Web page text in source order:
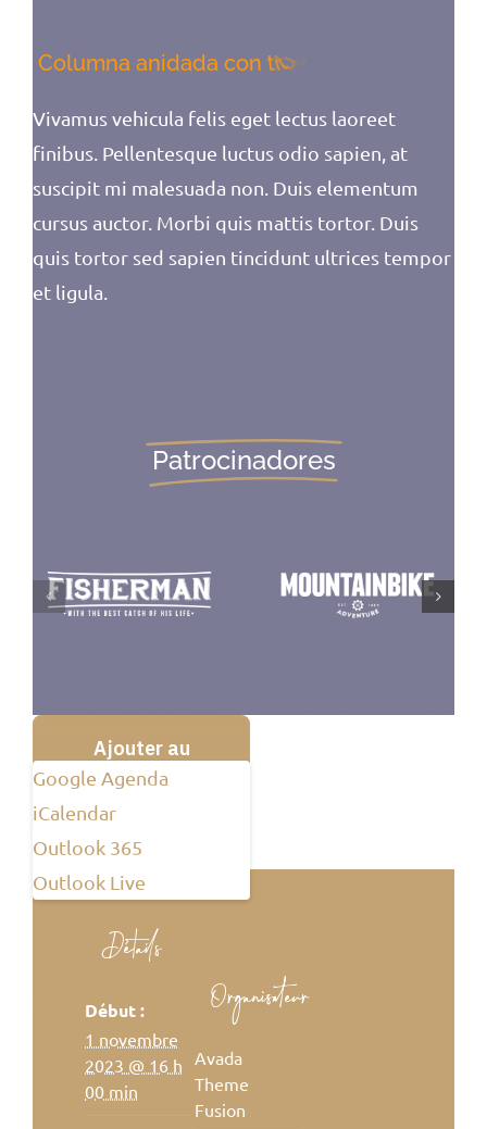
Vivamus vehicula felis eget lectus laoreet
finibus. Pellentesque luctus odio sapien, at
suscipit mi malesuada non. Duis elementum
cursus auctor. Morbi quis mattis tortor. Duis
quis tortor sed sapien tincidunt ultrices tempor
et ligula.
Patrocinadores
Ajouter au
calendrier
Google Agenda
iCalendar
Outlook 365
Outlook Live
Détails
Début :
1 novembre
2023 @ 16 h
00 min
Organisateur
Avada
Theme
Fusion